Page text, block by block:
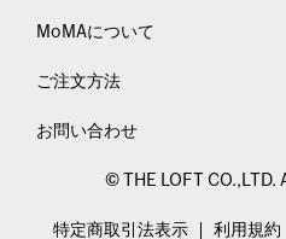
MoMAについて
ご注文方法
お問い合わせ
© THE LOFT CO.,LTD.
特定商取引法表示 利用規約